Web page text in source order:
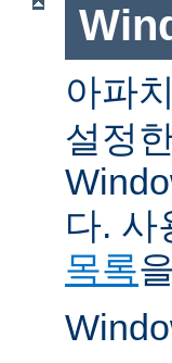
아파
설정
다.
목록